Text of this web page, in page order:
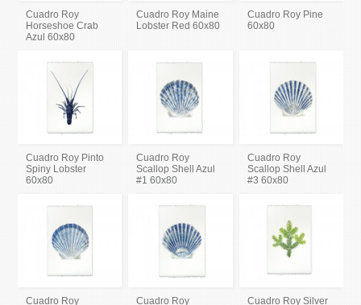
Cuadro Roy
Horseshoe Crab
Azul 60x80
Cuadro Roy Maine
Lobster Red 60x80
Cuadro Roy Pine
60x80
Cuadro Roy Pinto
Spiny Lobster
60x80
Cuadro Roy
Scallop Shell Azul
#1 60x80
Cuadro Roy
Scallop Shell Azul
#3 60x80
Cuadro Roy
Cuadro Roy
Cuadro Roy Silver